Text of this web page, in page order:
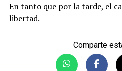
En tanto que por la tarde, el
libertad.
Comparte